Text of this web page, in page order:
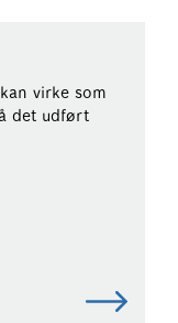
virke som
det udført